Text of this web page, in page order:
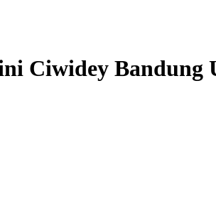
Ciwidey Bandung